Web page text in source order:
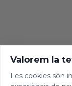
Valorem la
Les cookies són